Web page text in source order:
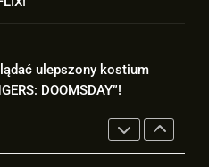
Thora w „AVENGERS:
ulepszony kostium
DOOMSDAY”!
„GTA VI” pojawi
serwisie.. NETFLIX!